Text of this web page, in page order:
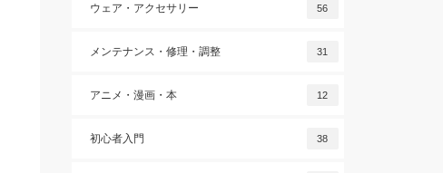
ウェア・アクセサリー 56
メンテナンス・修理・調整 31
アニメ・漫画・本 12
初心者入門 38